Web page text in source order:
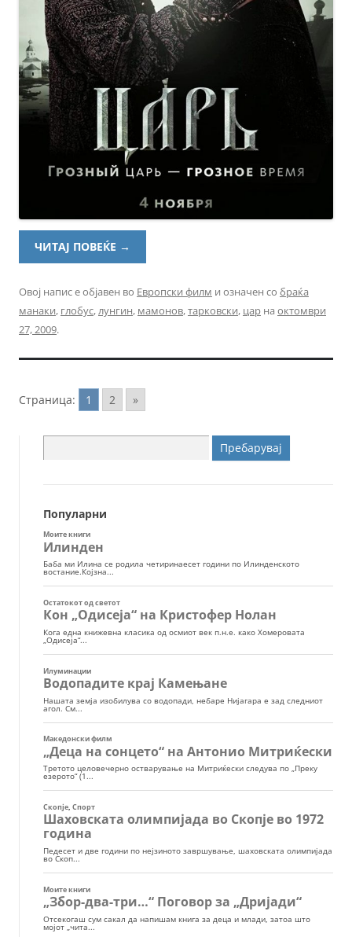
ЧИТАЈ ПОВЕЌЕ →
Овој напис е објавен во Европски филм и означен со браќа
манаки, глобус,лунгин, мамонов,тарковски, цар на октомври
27, 2009.
Страница: 1 2 »
за:
Популарни